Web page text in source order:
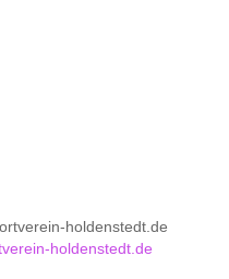
holdenstedt.de
holdenstedt.de